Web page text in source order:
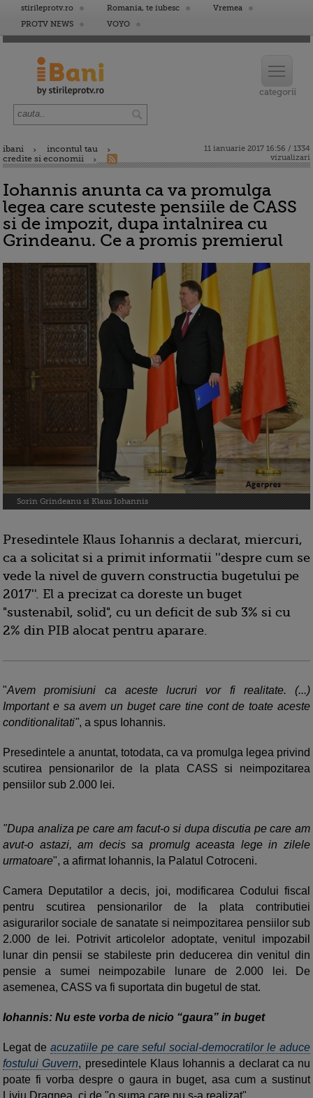
stirileprotv.ro Romania, te iubesc
Vremea
PROTV NEWS
VOYO
ibani
incontul tau
credite si economii
11 ianuarie 2017 16:56 / 1334
vizualizari
Iohannis anunta ca va promulga
legea care scuteste pensiile de CASS
si de impozit, dupa intalnirea cu
Grindeanu. Ce a promis premierul
Sorin Grindeanu si Klaus Iohannis
Presedintele Klaus Iohannis a declarat, miercuri,
ca a solicitat si a primit informatii ''despre cum se
vede la nivel de guvern constructia bugetului pe
2017''. El a precizat ca doreste un buget
"sustenabil, solid", cu un deficit de sub 3% si cu
2% din PIB alocat pentru aparare.
"Avem promisiuni ca aceste lucruri vor fi realitate. (...)
Important e sa avem un buget care tine cont de toate aceste
conditionalitati", a spus Iohannis.
Presedintele a anuntat, totodata, ca va promulga legea privind
scutirea pensionarilor de la plata CASS si neimpozitarea
pensiilor sub 2.000 lei.
"Dupa analiza pe care am facut-o si dupa discutia pe care am
avut-o astazi, am decis sa promulg aceasta lege in zilele
urmatoare", a afirmat Iohannis, la Palatul Cotroceni.
Camera Deputatilor a decis, joi, modificarea Codului fiscal
pentru scutirea pensionarilor de la plata contributiei
asigurarilor sociale de sanatate si neimpozitarea pensiilor sub
2.000 de lei. Potrivit articolelor adoptate, venitul impozabil
lunar din pensii se stabileste prin deducerea din venitul din
pensie a sumei neimpozabile lunare de 2.000 lei. De
asemenea, CASS va fi suportata din bugetul de stat.
Iohannis: Nu este vorba de nicio “gaura” in buget
Legat de acuzatiile pe care seful social-democratilor le aduce
fostului Guvern, presedintele Klaus Iohannis a declarat ca nu
poate fi vorba despre o gaura in buget, asa cum a sustinut